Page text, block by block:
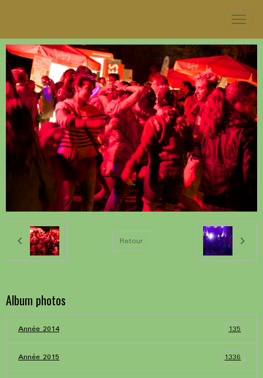
Retour
Album photos
Année 2014 135
Année 2015 1336